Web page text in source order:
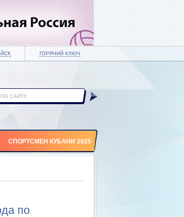
ГОРЯЧИЙ КЛЮЧ
СПОРТСМЕН КУБАНИ 2025
по